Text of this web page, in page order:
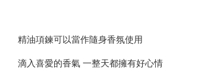
精油項鍊可以當作隨身香氛使用
滴入喜愛的香氣 一整天都擁有好心情